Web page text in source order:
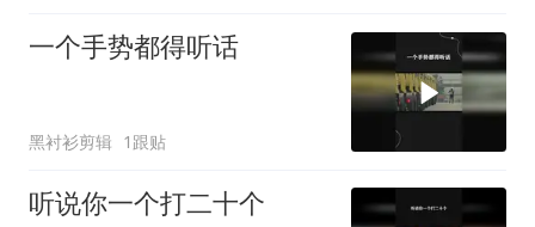
一个手势都得听话
黑衬衫剪辑 1跟贴
听说你一个打二十个